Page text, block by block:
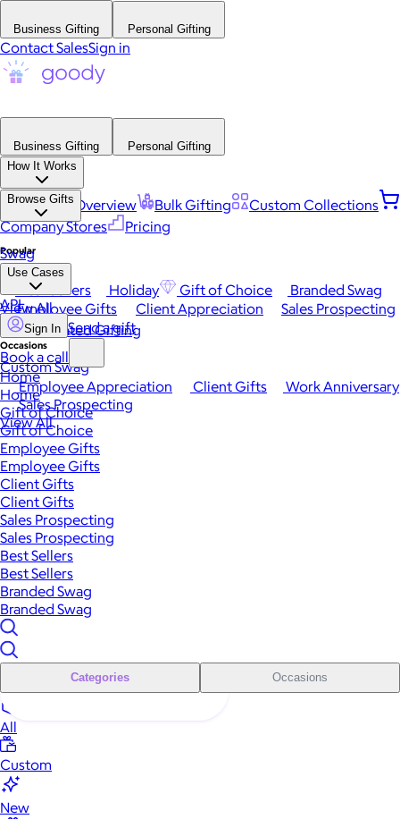
Business Gifting Personal Gifting
Contact SalesSign in
Business Gifting
Personal Gifting
How It Works
Platform Overview Bulk Gifting
Custom Collections
Company Stores
Pricing
Browse Gifts
Popular
Best Sellers Holiday Gift of Choice
Branded Swag
View All
Occasions
Employee Appreciation Client Gifts
Work Anniversary
Sales Prospecting
View All
Swag
Use Cases
Employee Gifts Client Appreciation
Sales Prospecting
Automated Gifting
Custom Swag
API
Sign In Send a gift
Book a call
Home
Home
Gift of Choice
Gift of Choice
Employee Gifts
Employee Gifts
Client Gifts
Client Gifts
Sales Prospecting
Sales Prospecting
Best Sellers
Best Sellers
Branded Swag
Branded Swag
Categories Occasions
All
Custom
New